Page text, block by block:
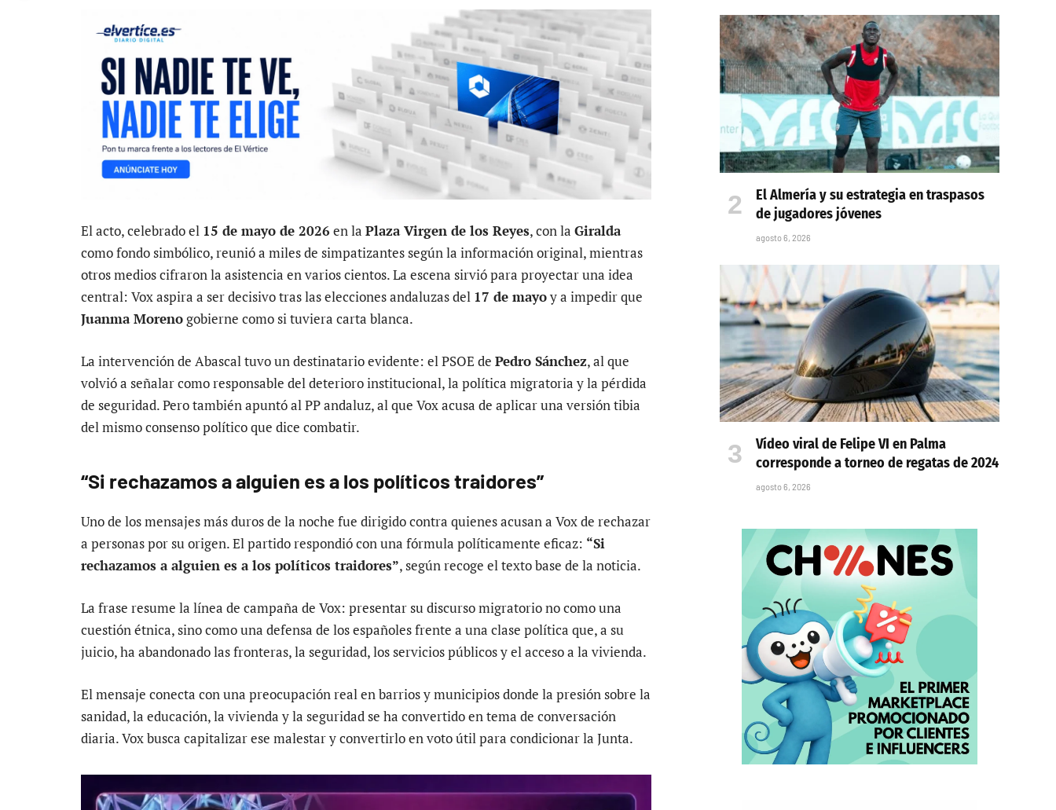
El acto, celebrado el 15 de mayo de 2026 en la Plaza Virgen de los Reyes, con la Giralda
como fondo simbólico, reunió a miles de simpatizantes según la información original, mientras
otros medios cifraron la asistencia en varios cientos. La escena sirvió para proyectar una idea
central: Vox aspira a ser decisivo tras las elecciones andaluzas del 17 de mayoy a impedir que
Juanma Morenogobierne como si tuviera carta blanca.
La intervención de Abascal tuvo un destinatario evidente: el PSOE de Pedro Sánchez, al que
volvió a señalar como responsable del deterioro institucional, la política migratoria y la pérdida
de seguridad. Pero también apuntó al PP andaluz, al que Vox acusa de aplicar una versión tibia
del mismo consenso político que dice combatir.
“Si rechazamos a alguien es a los políticos traidores”
Uno de los mensajes más duros de la noche fue dirigido contra quienes acusan a Vox de rechazar
a personas por su origen. El partido respondió con una fórmula políticamente eficaz: “Si
rechazamos a alguien es a los políticos traidores”, según recoge el texto base de la noticia.
La frase resume la línea de campaña de Vox: presentar su discurso migratorio no como una
cuestión étnica, sino como una defensa de los españoles frente a una clase política que, a su
juicio, ha abandonado las fronteras, la seguridad, los servicios públicos y el acceso a la vivienda.
El mensaje conecta con una preocupación real en barrios y municipios donde la presión sobre la
sanidad, la educación, la vivienda y la seguridad se ha convertido en tema de conversación
diaria. Vox busca capitalizar ese malestar y convertirlo en voto útil para condicionar la Junta.
El Almería y su estrategia en traspasos
de jugadores jóvenes
agosto 6, 2026
Vídeo viral de Felipe VI en Palma
corresponde a torneo de regatas de 2024
agosto 6, 2026